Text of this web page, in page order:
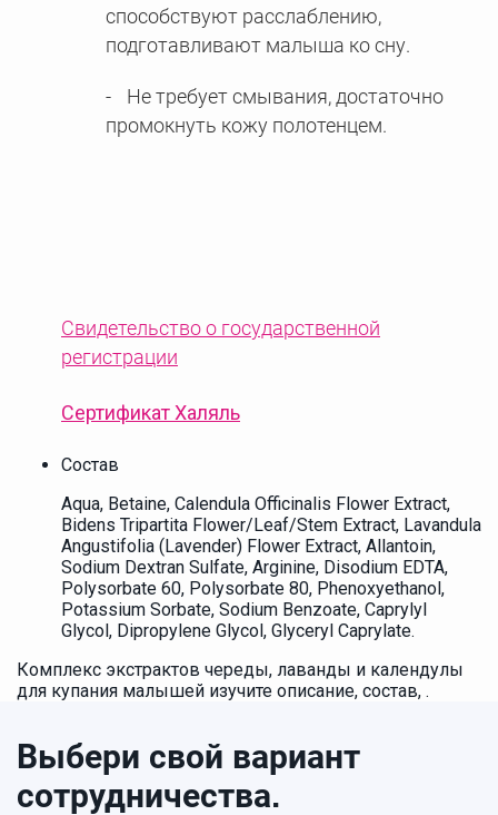
способствуют расслаблению,
подготавливают малыша ко сну.
Не требует смывания, достаточно
промокнуть кожу полотенцем.
Свидетельство о государственной
регистрации
Сертификат Халяль
Состав
Aqua, Betaine, Calendula Officinalis Flower Extract,
Bidens Tripartita Flower/Leaf/Stem Extract, Lavandula
Angustifolia (Lavender) Flower Extract, Allantoin,
Sodium Dextran Sulfate, Arginine, Disodium EDTA,
Polysorbate 60, Polysorbate 80, Phenoxyethanol,
Potassium Sorbate, Sodium Benzoate, Caprylyl
Glycol, Dipropylene Glycol, Glyceryl Caprylate.
Комплекс экстрактов череды, лаванды и календулы
для купания малышей изучите описание, состав, .
Выбери свой вариант
сотрудничества.